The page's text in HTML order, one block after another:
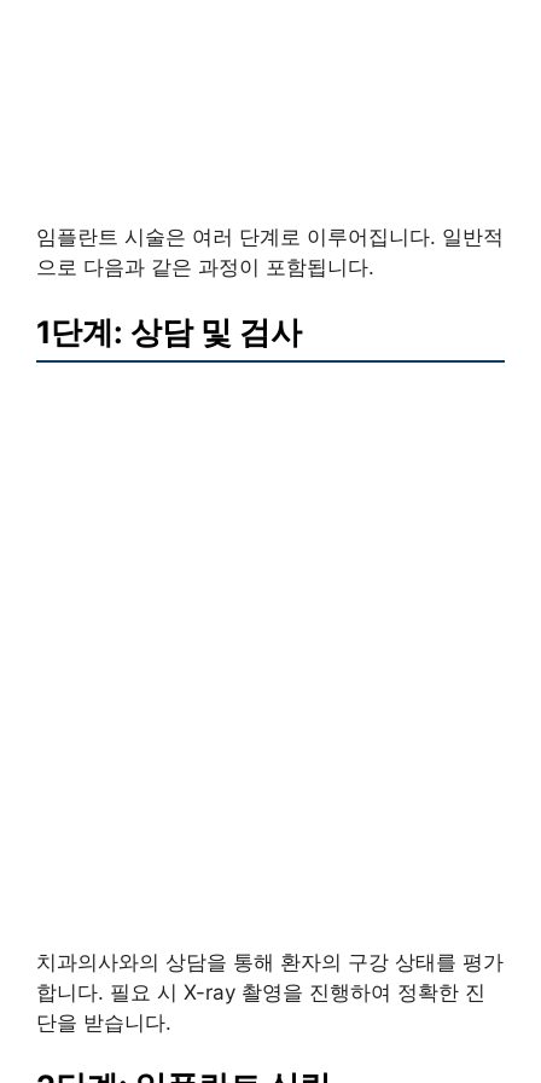
임플란트 시술은 여러 단계로 이루어집니다. 일반적
으로 다음과 같은 과정이 포함됩니다.
1단계: 상담 및 검사
치과의사와의 상담을 통해 환자의 구강 상태를 평가
합니다. 필요 시 X-ray 촬영을 진행하여 정확한 진
단을 받습니다.